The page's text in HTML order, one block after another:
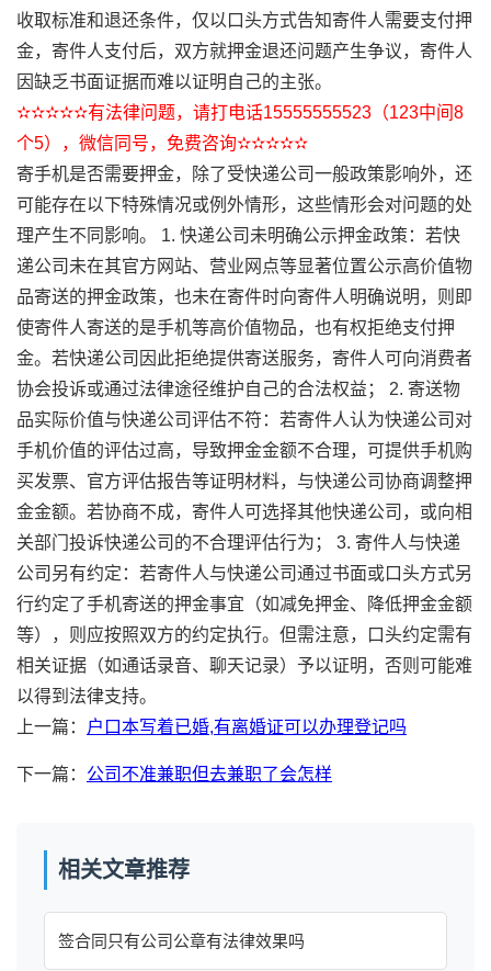
收取标准和退还条件，仅以口头方式告知寄件人需要支付押
金，寄件人支付后，双方就押金退还问题产生争议，寄件人
因缺乏书面证据而难以证明自己的主张。
✫✫✫✫✫有法律问题，请打电话15555555523（123中间8
个5），微信同号，免费咨询✫✫✫✫✫
寄手机是否需要押金，除了受快递公司一般政策影响外，还
可能存在以下特殊情况或例外情形，这些情形会对问题的处
理产生不同影响。 1. 快递公司未明确公示押金政策：若快
递公司未在其官方网站、营业网点等显著位置公示高价值物
品寄送的押金政策，也未在寄件时向寄件人明确说明，则即
使寄件人寄送的是手机等高价值物品，也有权拒绝支付押
金。若快递公司因此拒绝提供寄送服务，寄件人可向消费者
协会投诉或通过法律途径维护自己的合法权益； 2. 寄送物
品实际价值与快递公司评估不符：若寄件人认为快递公司对
手机价值的评估过高，导致押金金额不合理，可提供手机购
买发票、官方评估报告等证明材料，与快递公司协商调整押
金金额。若协商不成，寄件人可选择其他快递公司，或向相
关部门投诉快递公司的不合理评估行为； 3. 寄件人与快递
公司另有约定：若寄件人与快递公司通过书面或口头方式另
行约定了手机寄送的押金事宜（如减免押金、降低押金金额
等），则应按照双方的约定执行。但需注意，口头约定需有
相关证据（如通话录音、聊天记录）予以证明，否则可能难
以得到法律支持。
上一篇：
户口本写着已婚,有离婚证可以办理登记吗
下一篇： 公司不准兼职但去兼职了会怎样
相关文章推荐
签合同只有公司公章有法律效果吗